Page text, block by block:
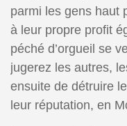
parmi les gens haut
à leur propre profit
péché d’orgueil se
jugerez les autres,
ensuite de détruire
leur réputation, en